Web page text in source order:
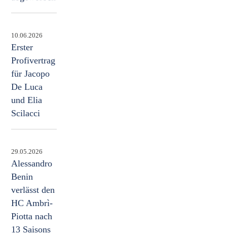
10.06.2026
Erster
Profivertrag
für Jacopo
De Luca
und Elia
Scilacci
29.05.2026
Alessandro
Benin
verlässt den
HC Ambrì-
Piotta nach
13 Saisons